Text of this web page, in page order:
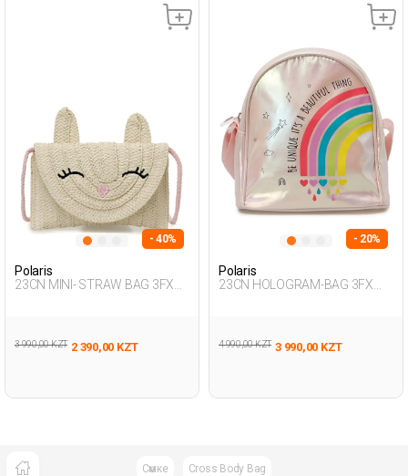
- 40%
Polaris
23CN MINI- STRAW BAG 3FX
3 990,00 KZT 2 390,00 KZT
- 20%
Polaris
23CN HOLOGRAM-BAG 3FX
4 990,00 KZT 3 990,00 KZT
Сөмке Cross Body Bag